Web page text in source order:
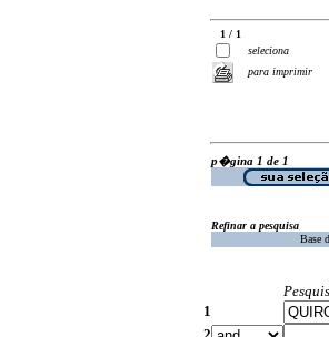
1 / 1
seleciona
para imprimir
p�gina 1 de 1
Refinar a pesquisa
Base
1